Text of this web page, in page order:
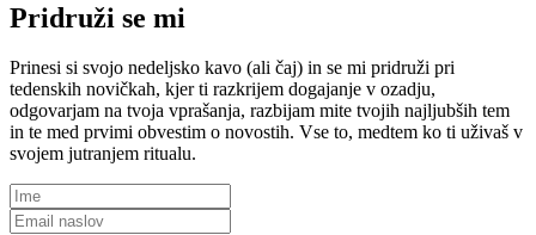
Pridruži se mi
Prinesi si svojo nedeljsko kavo (ali čaj) in se mi pridruži pri
tedenskih novičkah, kjer ti razkrijem dogajanje v ozadju,
odgovarjam na tvoja vprašanja, razbijam mite tvojih najljubših tem
in te med prvimi obvestim o novostih. Vse to, medtem ko ti uživaš v
svojem jutranjem ritualu.